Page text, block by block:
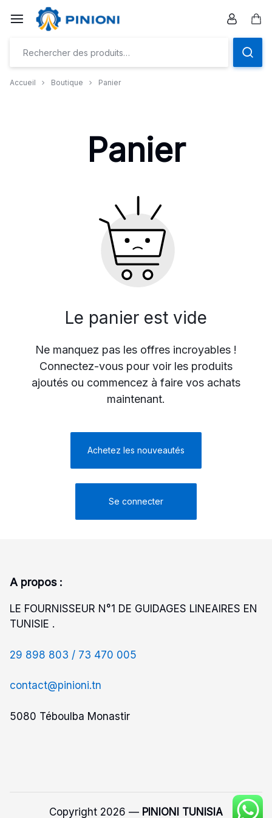
à/au
Accueil Boutique Panier
Panier
Le panier est vide
Ne manquez pas les offres incroyables !
Connectez-vous pour voir les produits
ajoutés ou commencez à faire vos achats
maintenant.
Achetez les nouveautés
Se connecter
A propos :
LE FOURNISSEUR N°1 DE GUIDAGES LINEAIRES EN
TUNISIE .
29 898 803 / 73 470 005
contact@pinioni.tn
5080 Téboulba Monastir
Copyright 2026 — PINIONI TUNISIA